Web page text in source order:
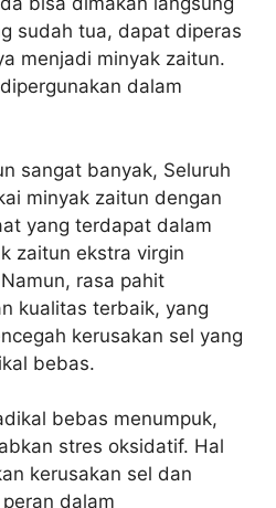
sudah tua, dapat diperas
menjadi minyak zaitun.
dalam
sangat banyak, Seluruh
minyak zaitun dengan
yang terdapat dalam
zaitun ekstra virgin
rasa pahit
kualitas terbaik, yang
kerusakan sel yang
bebas.
bebas menumpuk,
stres oksidatif. Hal
kerusakan sel dan
dalam